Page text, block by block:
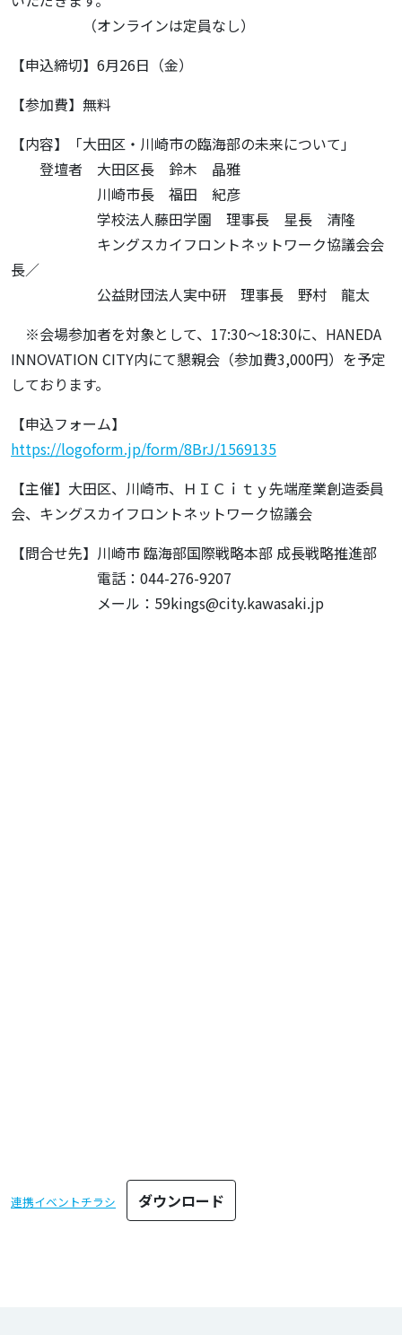
（オンラインは定員なし）
【申込締切】6月26日（金）
【参加費】無料
【内容】「大田区・川崎市の臨海部の未来について」
登壇者 大田区長 鈴木 晶雅
川崎市長 福田 紀彦
学校法人藤田学園 理事長 星長 清隆
キングスカイフロントネットワーク協議会会
長／
公益財団法人実中研 理事長 野村 龍太
※会場参加者を対象として、17:30～18:30に、HANEDA
INNOVATION CITY内にて懇親会（参加費3,000円）を予定
しております。
【申込フォーム】
https://logoform.jp/form/8BrJ/1569135
【主催】大田区、川崎市、ＨＩＣｉｔｙ先端産業創造委員
会、キングスカイフロントネットワーク協議会
【問合せ先】川崎市 臨海部国際戦略本部 成長戦略推進部
電話：044-276-9207
メール：59kings@city.kawasaki.jp
連携イベントチラシ ダウンロード